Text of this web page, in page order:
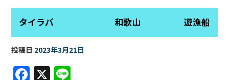
タイラバ 和歌山 遊漁船
投稿日 2023年3月21日
F X